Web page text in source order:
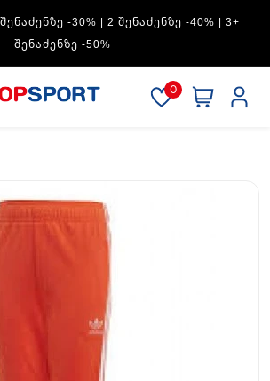
-30% | 2 ᲨᲔᲜᲐᲫᲔᲜᲖᲔ -40% | 3+
ᲨᲔᲜᲐᲫᲔᲜᲖᲔ -50%
0